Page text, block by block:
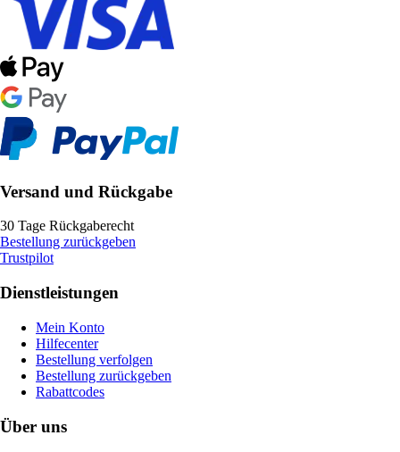
Versand und Rückgabe
30 Tage Rückgaberecht
Bestellung zurückgeben
Trustpilot
Dienstleistungen
Mein Konto
Hilfecenter
Bestellung verfolgen
Bestellung zurückgeben
Rabattcodes
Über uns